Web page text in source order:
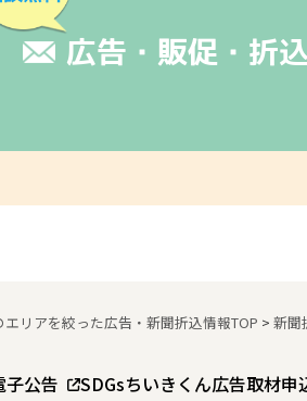
広告・販促・折
リアを絞った広告・新聞折込情報TOP >新聞
子公告 SDGsちいきくん広告取材申